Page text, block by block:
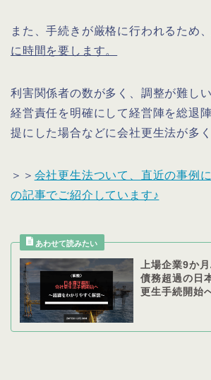
また、手続きが厳格に行われるため、
に時間を要します。
利害関係者の数が多く、調整が難し
経営責任を明確にして経営陣を総退
提にした場合などに会社更生法が多
＞＞ 会社更生法ついて、直近の事例
の記事でご紹介しています♪
上場企業9か
債務超過の日
更生手続開始